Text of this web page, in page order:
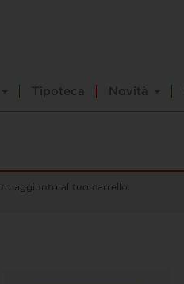
Tipoteca Novità
aggiunto al tuo carrello.